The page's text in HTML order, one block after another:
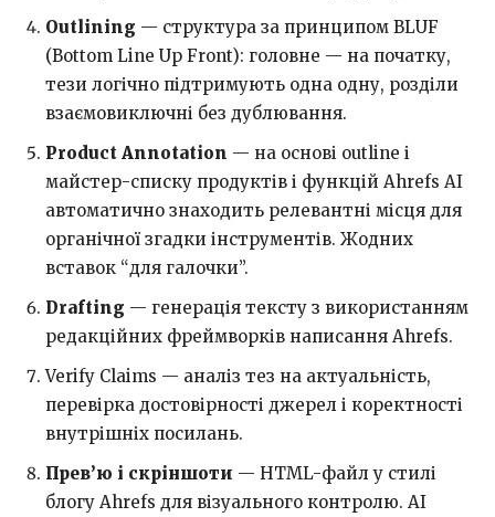
Outlining — структура за принципом BLUF
(Bottom Line Up Front): головне — на початку,
тези логічно підтримують одна одну, розділи
взаємовиключні без дублювання.
Product Annotation — на основі outline і
майстер-списку продуктів і функцій Ahrefs AI
автоматично знаходить релевантні місця для
органічної згадки інструментів. Жодних
вставок “для галочки”.
Drafting — генерація тексту з використанням
редакційних фреймворків написання Ahrefs.
Verify Claims — аналіз тез на актуальність,
перевірка достовірності джерел і коректності
внутрішніх посилань.
Прев’ю і скріншоти — HTML-файл у стилі
блогу Ahrefs для візуального контролю. AI